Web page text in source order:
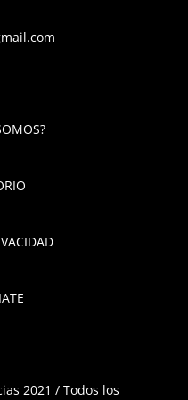
2021 / Todos los